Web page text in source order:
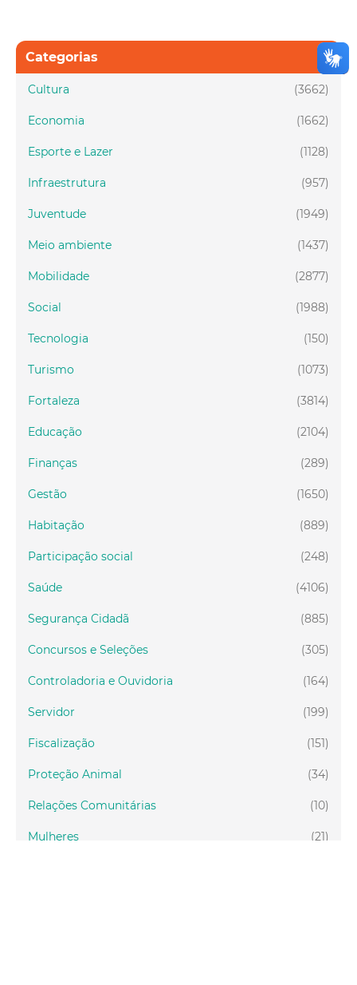
Categorias
(3662)
Cultura
(1662)
Economia
(1128)
Esporte e Lazer
(957)
Infraestrutura
(1949)
Juventude
(1437)
Meio ambiente
(2877)
Mobilidade
(1988)
Social
(150)
Tecnologia
(1073)
Turismo
(3814)
Fortaleza
(2104)
Educação
(289)
Finanças
(1650)
Gestão
(889)
Habitação
(248)
Participação social
(4106)
Saúde
(885)
Segurança Cidadã
(305)
Concursos e Seleções
(164)
Controladoria e Ouvidoria
(199)
Servidor
(151)
Fiscalização
(34)
Proteção Animal
(10)
Relações Comunitárias
(21)
Mulheres